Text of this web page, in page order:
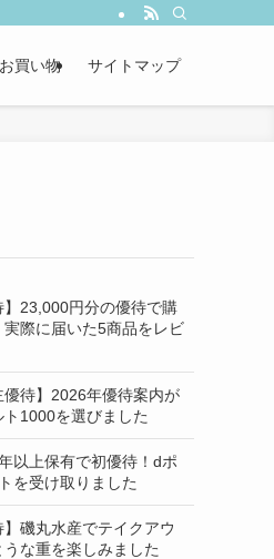
買い物 サイトマップ
】23,000円分の優待で購
実際に届いた5商品をレビ
優待】2026年優待案内が
1000を選びました
以上保有で初優待！dポ
を受け取りました
】磯丸水産でテイクアウ
うな重を楽しみました